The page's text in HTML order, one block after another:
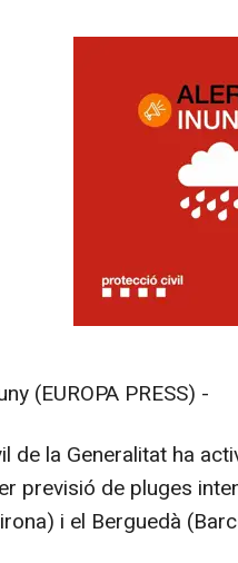
(EUROPA PRESS) -
de la Generalitat ha
previsió de pluges
i el Berguedà